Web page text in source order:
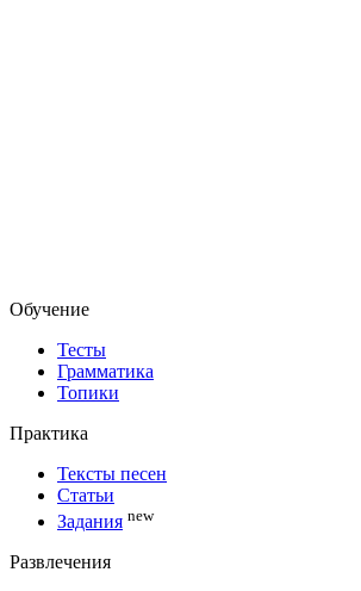
Обучение
Тесты
Грамматика
Топики
Практика
Тексты песен
Статьи
Задания new
Развлечения